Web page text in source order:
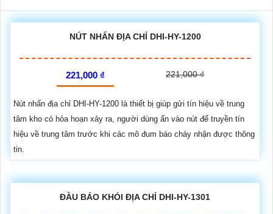
NÚT NHẤN ĐỊA CHỈ DHI-HY-1200
221,000 ₫ 221,000 ₫
Nút nhấn địa chỉ DHI-HY-1200 là thiết bị giúp gửi tín hiệu về trung
tâm kho có hỏa hoạn xảy ra, người dùng ấn vào nút để truyền tín
hiệu về trung tâm trước khi các mô đum báo cháy nhận được thông
tin.
ĐẦU BÁO KHÓI ĐỊA CHỈ DHI-HY-1301